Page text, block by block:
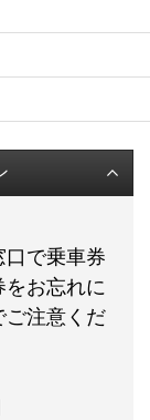
口で乗車券
お忘れに
ご注意くだ